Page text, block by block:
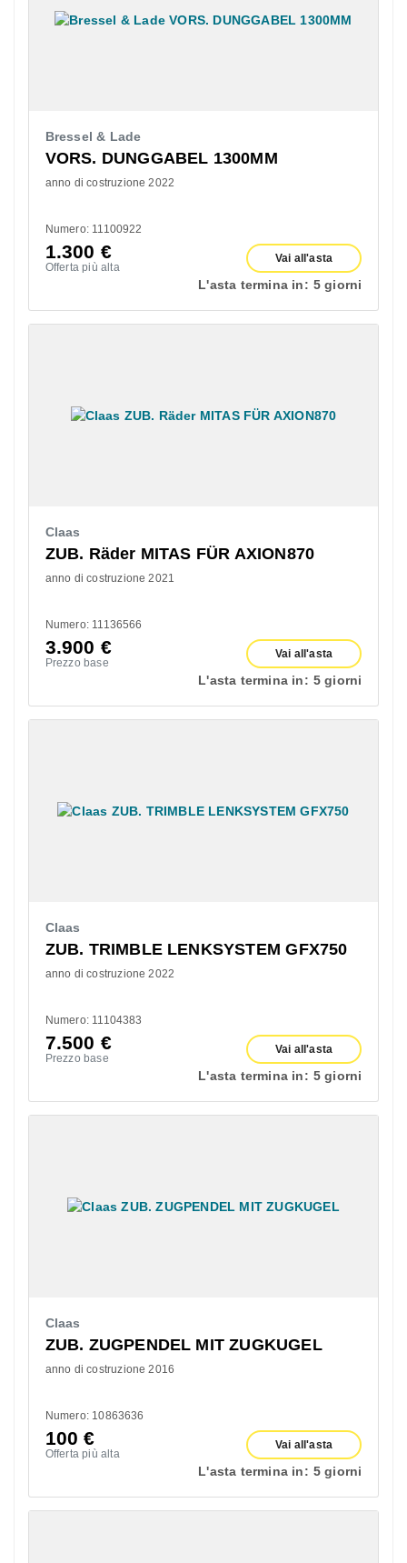
Bressel & Lade
VORS. DUNGGABEL 1300MM
anno di costruzione 2022
Numero: 11100922
1.300 €
Offerta più alta
Vai all'asta
L'asta termina in: 5 giorni
Claas
ZUB. Räder MITAS FÜR AXION870
anno di costruzione 2021
Numero: 11136566
3.900 €
Prezzo base
Vai all'asta
L'asta termina in: 5 giorni
Claas
ZUB. TRIMBLE LENKSYSTEM GFX750
anno di costruzione 2022
Numero: 11104383
7.500 €
Prezzo base
Vai all'asta
L'asta termina in: 5 giorni
Claas
ZUB. ZUGPENDEL MIT ZUGKUGEL
anno di costruzione 2016
Numero: 10863636
100€
Offerta più alta
Vai all'asta
L'asta termina in: 5 giorni